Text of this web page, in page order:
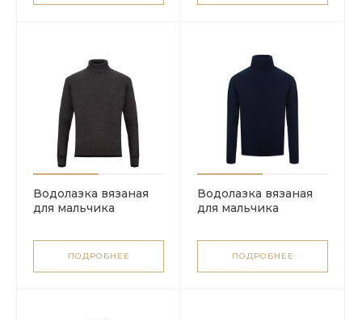
Водолазка вязаная
для мальчика
ПОДРОБНЕЕ
Водолазка вязаная
для мальчика
ПОДРОБНЕЕ